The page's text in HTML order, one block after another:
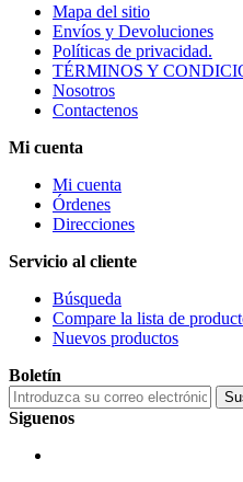
Mapa del sitio
Envíos y Devoluciones
Políticas de privacidad.
TÉRMINOS Y
Nosotros
Contactenos
Mi cuenta
Mi cuenta
Órdenes
Direcciones
Servicio al cliente
Búsqueda
Compare la lista de
Nuevos productos
Boletín
Siguenos